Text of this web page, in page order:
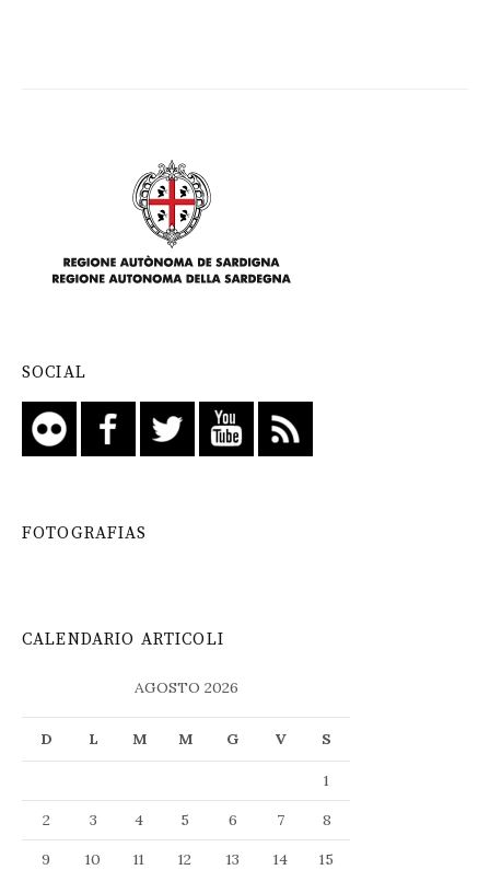
SOCIAL
FOTOGRAFIAS
CALENDARIO ARTICOLI
AGOSTO 2026
D L M M G V S
1
2
3 4 5 6 7
8
9
10 11 12 13 14
15